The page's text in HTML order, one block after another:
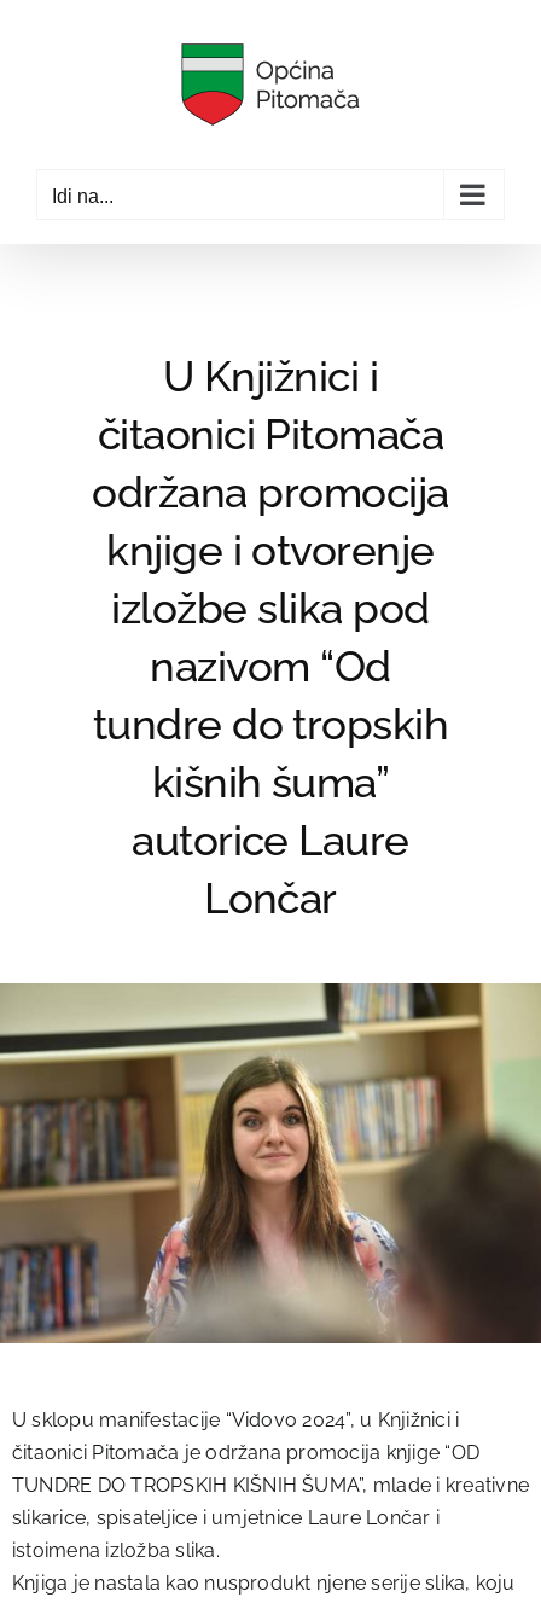
Idi na...
U Knjižnici i
čitaonici Pitomača
održana promocija
knjige i otvorenje
izložbe slika pod
nazivom “Od
tundre do tropskih
kišnih šuma”
autorice Laure
Lončar
U sklopu manifestacije “Vidovo 2024”, u Knjižnici i
čitaonici Pitomača je održana promocija knjige “OD
TUNDRE DO TROPSKIH KIŠNIH ŠUMA”, mlade i kreativne
slikarice, spisateljice i umjetnice Laure Lončar i
istoimena izložba slika.
Knjiga je nastala kao nusprodukt njene serije slika, koju